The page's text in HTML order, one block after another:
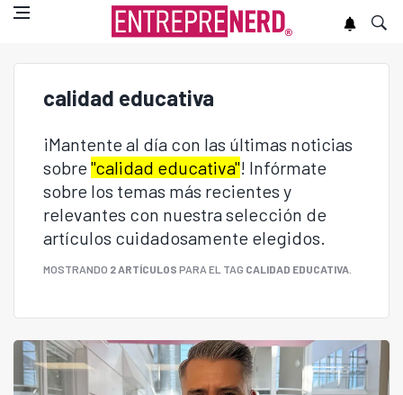
calidad educativa
¡Mantente al día con las últimas noticias
sobre "calidad educativa"! Infórmate
sobre los temas más recientes y
relevantes con nuestra selección de
artículos cuidadosamente elegidos.
MOSTRANDO 2 ARTÍCULOS PARA EL TAG CALIDAD EDUCATIVA